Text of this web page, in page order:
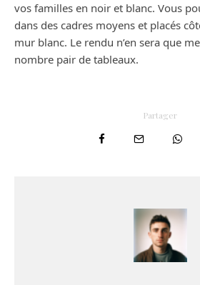
vos familles en noir et blanc. Vous
dans des cadres moyens et placés
mur blanc. Le rendu n’en sera que
nombre pair de tableaux.
Partager